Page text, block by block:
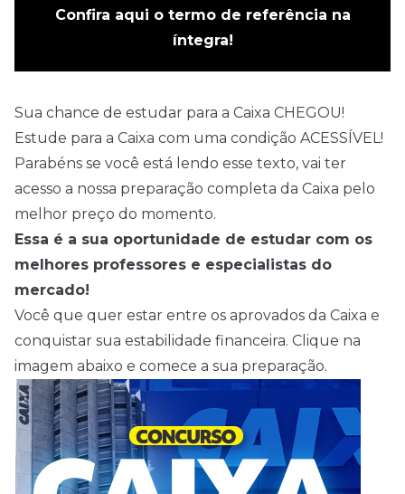
Confira aqui o termo de referência na
íntegra!
Sua chance de estudar para a Caixa CHEGOU!
Estude para a Caixa com uma condição ACESSÍVEL!
Parabéns se você está lendo esse texto, vai ter
acesso a nossa preparação completa da Caixa pelo
melhor preço do momento.
Essa é a sua oportunidade de estudar com os
melhores professores e especialistas do
mercado!
Você que quer estar entre os aprovados da Caixa e
conquistar sua estabilidade financeira. Clique na
imagem abaixo e comece a sua preparação.